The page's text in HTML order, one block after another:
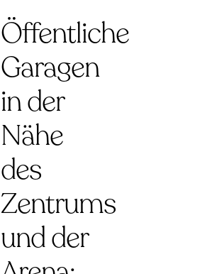
Öffentliche
Garagen
in der
Nähe
des
Zentrums
und der